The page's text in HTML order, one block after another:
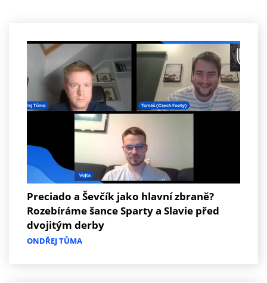
Preciado a Ševčík jako hlavní zbraně?
Rozebíráme šance Sparty a Slavie před
dvojitým derby
ONDŘEJ TŮMA